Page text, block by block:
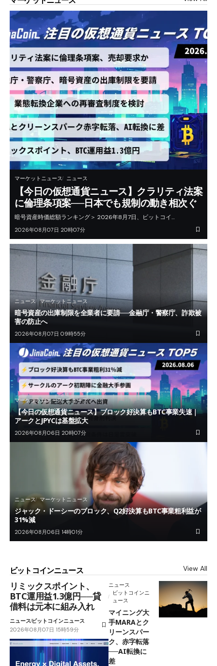
マーケットニュース ニュース
【今日の仮想通貨ニュース】クラリティ法案
に倫理条項案──日本でも規制の動き相次ぐ
暗号資産時価総額ランキング＞ 2026年8月7日、ビットコイ…
2026年08月07日 20時07分
ニュース マーケットニュース
暗号資産の出庫制限を全業者に要請──金融庁・警察庁、詐欺被
害の防止へ
2026年08月07日 09時55分
マーケットニュース ニュース
【今日の仮想通貨ニュース】ブロック好決算もBTC事業失速｜
アークとJPYCは基盤拡大
2026年08月06日 20時07分
ニュース マーケットニュース
ジャック・ドーシーのブロック、Q2好決算もBTC事業粗利益が
31%減
2026年08月06日 14時01分
ビットコインニュース View All
リミックスポイント、
BTC運用益1.3億円──貸
借料は元本に組み入れ
ニュースビットコインニュース
2026年08月07日 15時59分
ニュース
ビットコインニ
ュース
マイニング大
手MARAとク
リーンスパー
ク、赤字転落
──AI転換に
差